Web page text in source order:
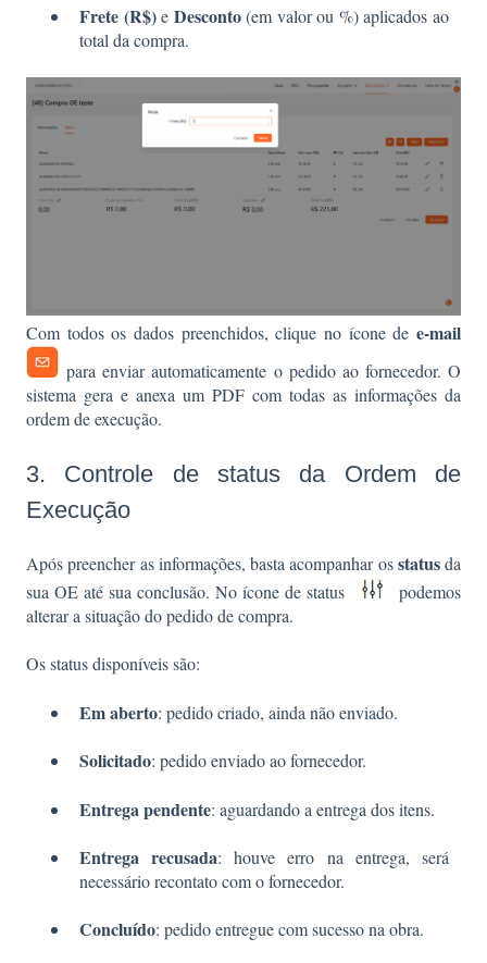
Frete (R$)e Desconto(em valor ou %) aplicados ao
total da compra.
Com todos os dados preenchidos, clique no ícone de e-mail
para enviar automaticamente o pedido ao fornecedor. O
sistema gera e anexa um PDF com todas as informações da
ordem de execução.
3. Controle de status da Ordem de
Execução
Após preencher as informações, basta acompanhar osstatusda
sua OE até sua conclusão. No ícone de status
podemos
alterar a situação do pedido de compra.
Os status disponíveis são:
Em aberto: pedido criado, ainda não enviado.
Solicitado: pedido enviado ao fornecedor.
Entrega pendente: aguardando a entrega dos itens.
Entrega recusada: houve erro na entrega, será
necessário recontato com o fornecedor.
Concluído: pedido entregue com sucesso na obra.